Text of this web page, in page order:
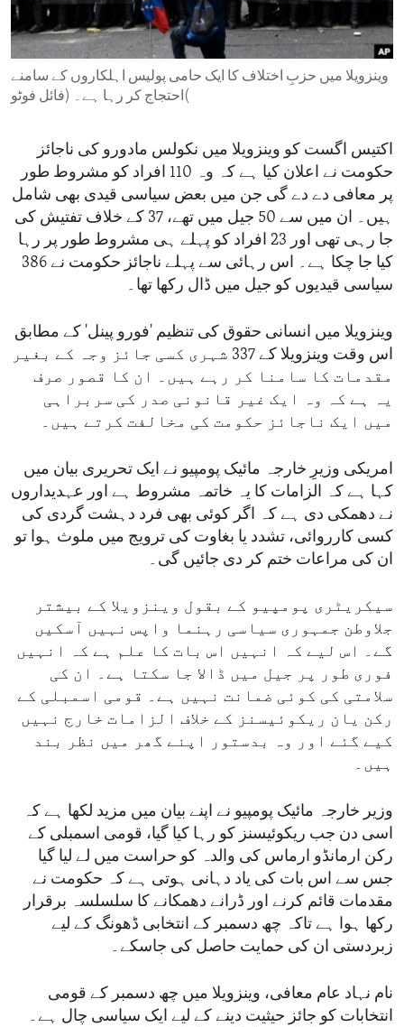
ENVIRONMENT AND HEALTH
IDEALS AND INSTITUTIONS
وینزویلا میں حزبِ اختلاف کا ایک حامی پولیس اہلکاروں کے سامنے
احتجاج کر رہا ہے۔ (فائل فوٹو(
اکتیس اگست کو وینزویلا میں نکولس مادورو کی ناجائز
حکومت نے اعلان کیا ہے کہ وہ 110 افراد کو مشروط طور
پر معافی دے دے گی جن میں بعض سیاسی قیدی بھی شامل
ہیں۔ ان میں سے 50 جیل میں تھے، 37 کے خلاف تفتیش کی
جا رہی تھی اور 23 افراد کو پہلے ہی مشروط طور پر رہا
کیا جا چکا ہے۔ اس رہائی سے پہلے ناجائز حکومت نے 386
سیاسی قیدیوں کو جیل میں ڈال رکھا تھا۔
وینزویلا میں انسانی حقوق کی تنظیم 'فورو پینل' کے مطابق
اس وقت وینزویلا کے 337 شہری کسی جائز وجہ کے بغیر
مقدمات کا سامنا کر رہے ہیں۔ ان کا قصور صرف
یہ ہے کہ وہ ایک غیر قانونی صدر کی سربراہی
میں ایک ناجائز حکومت کی مخالفت کرتے ہیں۔
امریکی وزیرِ خارجہ مائیک پومپیو نے ایک تحریری بیان میں
کہا ہے کہ الزامات کا یہ خاتمہ مشروط ہے اور عہدیداروں
نے دھمکی دی ہے کہ اگر کوئی بھی فرد دہشت گردی کی
کسی کارروائی، تشدد یا بغاوت کی ترویج میں ملوث ہوا تو
ان کی مراعات ختم کر دی جائیں گی۔
سیکریٹری پومپیو کے بقول وینزویلا کے بیشتر
جلاوطن جمہوری سیاسی رہنما واپس نہیں آسکیں
گے۔ اس لیے کہ انہیں اس بات کا علم ہے کہ انہیں
فوری طور پر جیل میں ڈالا جا سکتا ہے۔ ان کی
سلامتی کی کوئی ضمانت نہیں ہے۔ قومی اسمبلی کے
رکن یان ریکوئیسنز کے خلاف الزامات خارج نہیں
کیے گئے اور وہ بدستور اپنے گھر میں نظر بند
ہیں۔
وزیر خارجہ مائیک پومپیو نے اپنے بیان میں مزید لکھا ہے کہ
اسی دن جب ریکوئیسنز کو رہا کیا گیا، قومی اسمبلی کے
رکن ارمانڈو ارماس کی والدہ کو حراست میں لے لیا گیا
جس سے اس بات کی یاد دہانی ہوتی ہے کہ حکومت نے
مقدمات قائم کرنے اور ڈرانے دھمکانے کا سلسلسہ برقرار
رکھا ہوا ہے تاکہ چھ دسمبر کے انتخابی ڈھونگ کے لیے
زبردستی ان کی حمایت حاصل کی جاسکے۔
نام نہاد عام معافی، وینزویلا میں چھ دسمبر کے قومی
انتخابات کو جائز حیثیت دینے کے لیے ایک سیاسی چال ہے۔